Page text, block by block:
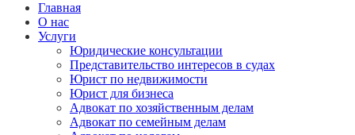
Главная
О нас
Услуги
Юридические консультации
Представительство интересов в судах
Юрист по недвижимости
Юрист для бизнеса
Адвокат по хозяйственным делам
Адвокат по семейным делам